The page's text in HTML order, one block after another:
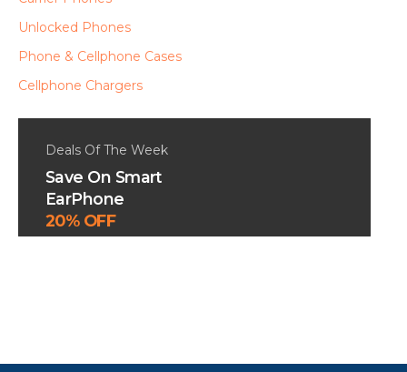
Unlocked Phones
Phone & Cellphone Cases
Cellphone Chargers
Deals Of The Week
Save On Smart
EarPhone
20% OFF